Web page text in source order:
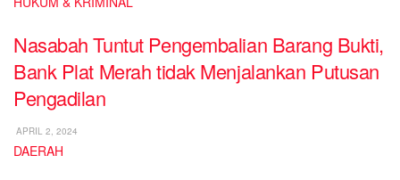
Nasabah Tuntut Pengembalian Barang Bukti,
Bank Plat Merah tidak Menjalankan Putusan
Pengadilan
APRIL 2, 2024
DAERAH